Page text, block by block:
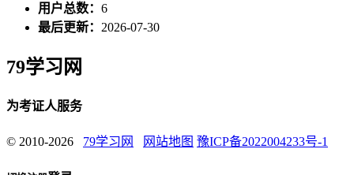
用户总数： 6
最后更新： 2026-07-30
79学习网
为考证人服务
© 2010-2026 79学习网 网站地图 豫ICP备2022004233号-1